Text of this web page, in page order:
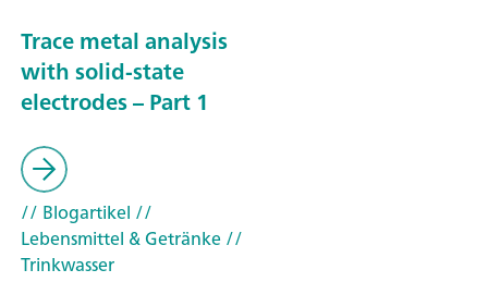
Trace metal analysis
with solid-state
electrodes – Part 1
// Blogartikel //
Lebensmittel & Getränke//
Trinkwasser